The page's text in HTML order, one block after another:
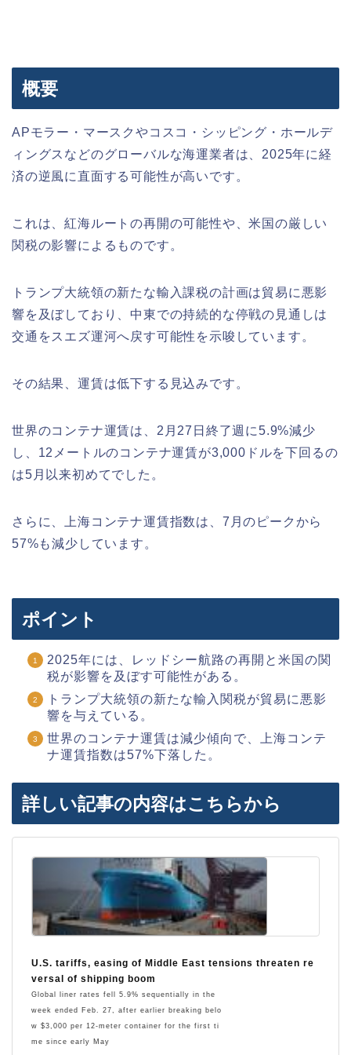
概要
APモラー・マースクやコスコ・シッピング・ホールデ
ィングスなどのグローバルな海運業者は、2025年に経
済の逆風に直面する可能性が高いです。
これは、紅海ルートの再開の可能性や、米国の厳しい
関税の影響によるものです。
トランプ大統領の新たな輸入課税の計画は貿易に悪影
響を及ぼしており、中東での持続的な停戦の見通しは
交通をスエズ運河へ戻す可能性を示唆しています。
その結果、運賃は低下する見込みです。
世界のコンテナ運賃は、2月27日終了週に5.9%減少
し、12メートルのコンテナ運賃が3,000ドルを下回るの
は5月以来初めてでした。
さらに、上海コンテナ運賃指数は、7月のピークから
57%も減少しています。
ポイント
2025年には、レッドシー航路の再開と米国の関
税が影響を及ぼす可能性がある。
トランプ大統領の新たな輸入関税が貿易に悪影
響を与えている。
世界のコンテナ運賃は減少傾向で、上海コンテ
ナ運賃指数は57%下落した。
詳しい記事の内容はこちらから
U.S. tariffs, easing of Middle East tensions threaten re
versal of shipping boom
Global liner rates fell 5.9% sequentially in the
week ended Feb. 27, after earlier breaking belo
w $3,000 per 12-meter container for the first ti
me since early May